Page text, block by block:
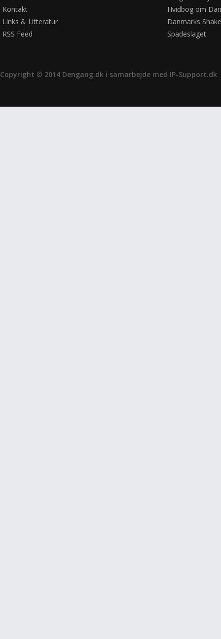
Kontakt
Links & Litteratur
RSS Feed
Hvidbog om
Danmarks
Spadeslaget
Copyright © 2014 Dengang.dk i samarbejde med IP-Support.dk